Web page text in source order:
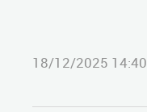
18/12/2025 14:40